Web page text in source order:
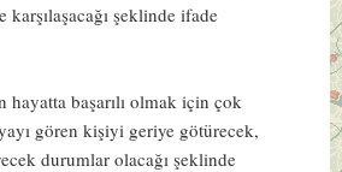
şeklinde ifade
hayatta başarılı olmak için çok
gören kişiyi geriye götürecek,
durumlar olacağı şeklinde